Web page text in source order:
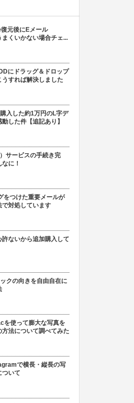
元後にEメール
まくいかない場合チェ...
にドラッグ＆ドロップ
すれば解決しました
入した約1万円のL字デ
した件【追記あり】
サービスの手続き完
に！
をつけた重要メールが
対処しています
ないから追加購入して
クの向きを自由自在に
を使って膨大な写真を
法について調べてみた
で横長・縦長の写
ついて